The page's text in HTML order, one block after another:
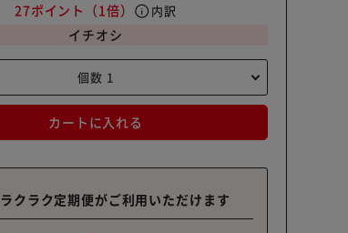
27ポイント （1倍） info 内訳
イチオシ
カートに入れる
ラクラク定期便がご利用いただけます